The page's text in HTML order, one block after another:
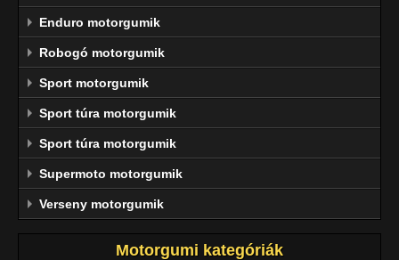
Enduro motorgumik
Robogó motorgumik
Sport motorgumik
Sport túra motorgumik
Sport túra motorgumik
Supermoto motorgumik
Verseny motorgumik
Motorgumi kategóriák